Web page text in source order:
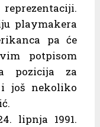
playmakera
pa će
potpisom
pozicija za
još nekoliko
lipnja 1991.